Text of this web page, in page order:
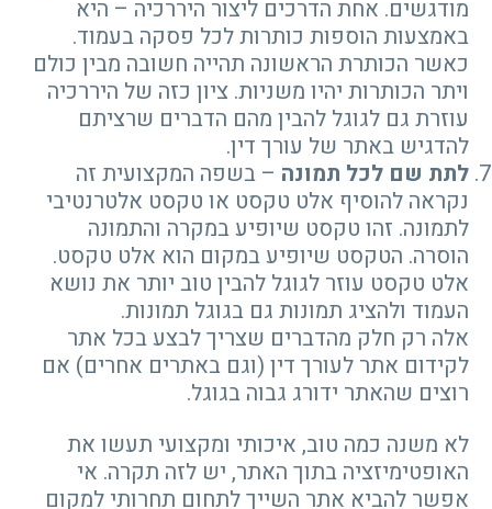
מודגשים. אחת הדרכים ליצור היררכיה – היא
באמצעות הוספות כותרות לכל פסקה בעמוד.
כאשר הכותרת הראשונה תהייה חשובה מבין כולם
ויתר הכותרות יהיו משניות. ציון כזה של היררכיה
עוזרת גם לגוגל להבין מהם הדברים שרציתם
להדגיש באתר של עורך דין.
לתת שם לכל תמונה – בשפה המקצועית זה
נקראה להוסיף אלט טקסט או טקסט אלטרנטיבי
לתמונה. זהו טקסט שיופיע במקרה והתמונה
הוסרה. הטקסט שיופיע במקום הוא אלט טקסט.
אלט טקסט עוזר לגוגל להבין טוב יותר את נושא
העמוד ולהציג תמונות גם בגוגל תמונות.
אלה רק חלק מהדברים שצריך לבצע בכל אתר
לקידום אתר לעורך דין (וגם באתרים אחרים) אם
רוצים שהאתר ידורג גבוה בגוגל.
לא משנה כמה טוב, איכותי ומקצועי תעשו את
האופטימיזציה בתוך האתר, יש לזה תקרה. אי
אפשר להביא אתר השייך לתחום תחרותי למקום